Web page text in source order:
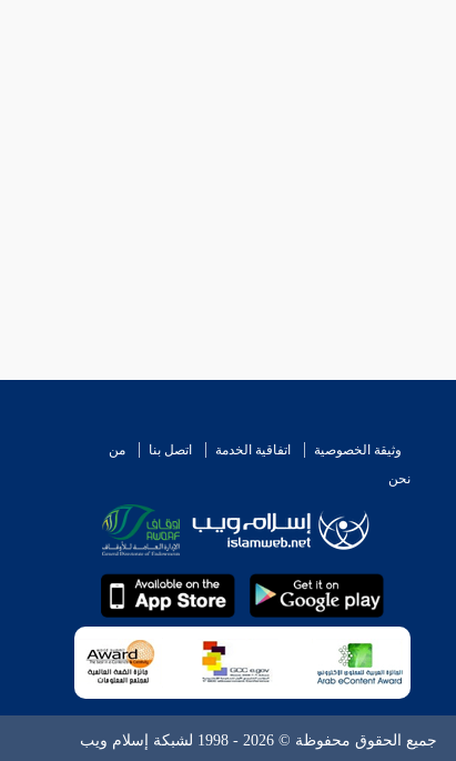
وثيقة الخصوصية اتفاقية الخدمة اتصل بنا
من
نحن
جميع الحقوق محفوظة © 2026 - 1998 لشبكة إسلام ويب